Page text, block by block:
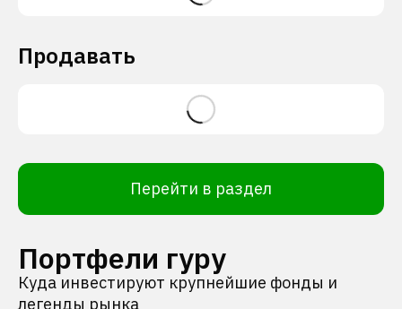
Продавать
Перейти в раздел
Портфели гуру
Куда инвестируют крупнейшие фонды и
легенды рынка